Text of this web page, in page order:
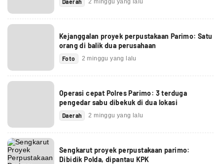
Kejanggalan proyek perpustakaan Parimo: Satu
orang di balik dua perusahaan
Foto 2 minggu yang lalu
Operasi cepat Polres Parimo: 3 terduga
pengedar sabu dibekuk di dua lokasi
Daerah 2 minggu yang lalu
Sengkarut proyek perpustakaan parimo:
Dibidik Polda, dipantau KPK